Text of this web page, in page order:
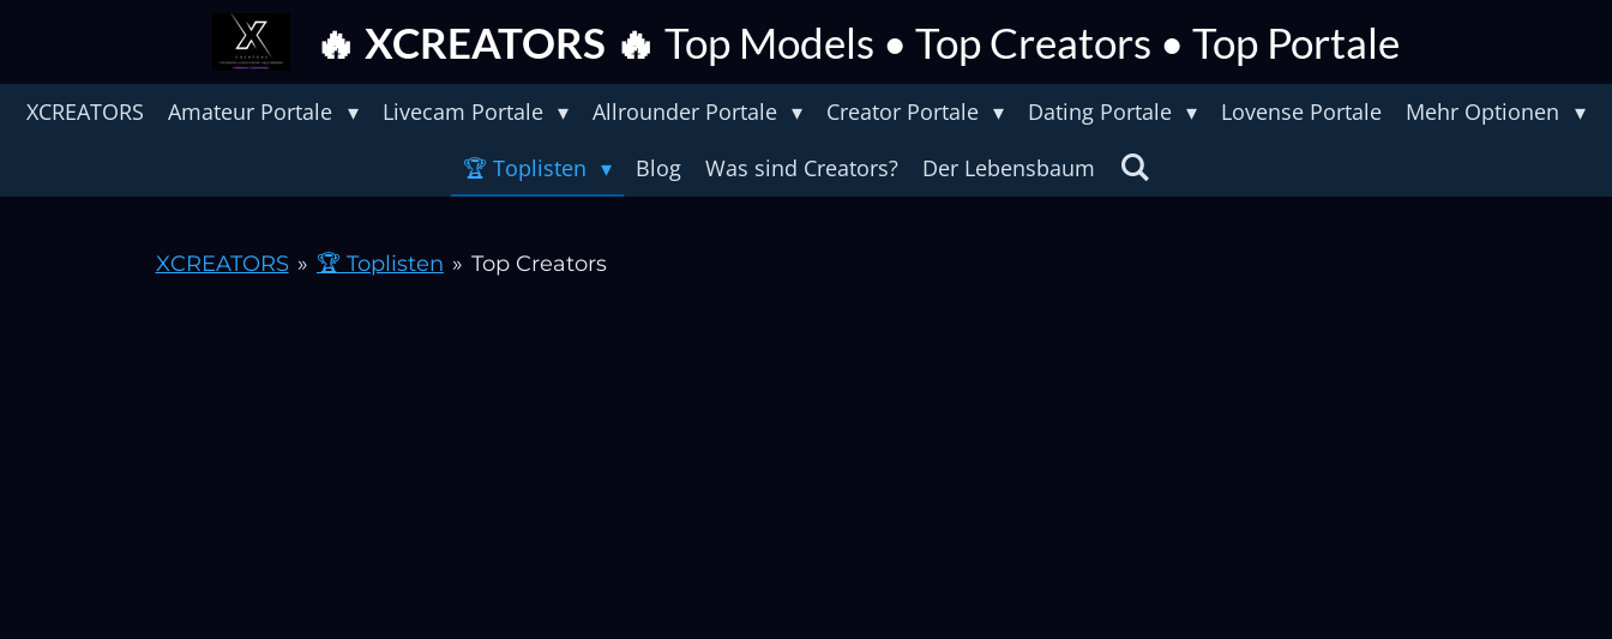
springen
🔥 XCREATORS 🔥 Top Models • Top Creators • Top Portale
XCREATORS Amateur Portale Livecam Portale Allrounder Portale Creator Portale Dating Portale Lovense Portale
Mehr Optionen
🏆 Toplisten
Blog Was sind Creators? Der Lebensbaum
XCREATORS » 🏆 Toplisten » Top Creators